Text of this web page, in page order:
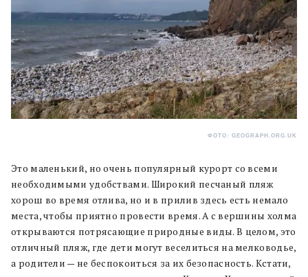
ФОТО: GEOGRAPH.ORG.UK
Это маленький, но очень популярный курорт со всеми
необходимыми удобствами. Широкий песчаный пляж
хорош во время отлива, но и в прилив здесь есть немало
места, чтобы приятно провести время. А с вершины холма
открываются потрясающие природные виды. В целом, это
отличный пляж, где дети могут веселиться на мелководье,
а родители — не беспокоиться за их безопасность. Кстати,